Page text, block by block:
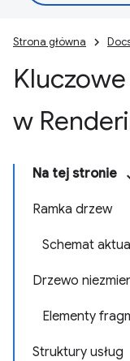
Strona główna
w
Na tej stronie
Ramka drzew
Schemat
Drzewo
Elementy
Struktury usług